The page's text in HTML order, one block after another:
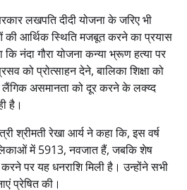
लखपति दीदी योजना के जरिए भी
आर्थिक स्थिति मजबूत करने का प्रयास
नंदा गौरा योजना कन्या भ्रूण हत्या पर
को प्रोत्साहन देने, बालिका शिक्षा को
लैंगिक असमानता को दूर करने के लक्य्द
है।
श्रीमती रेखा आर्य ने कहा कि, इस वर्ष
में 5913, नवजात हैं, जबकि शेष
पर यह धनराशि मिली है। उन्होंने सभी
प्रेषित की।